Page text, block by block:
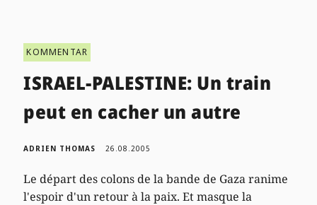
KOMMENTAR
ISRAEL-PALESTINE: Un train
peut en cacher un autre
ADRIEN THOMAS 26.08.2005
Le départ des colons de la bande de Gaza ranime
l'espoir d'un retour à la paix. Et masque la